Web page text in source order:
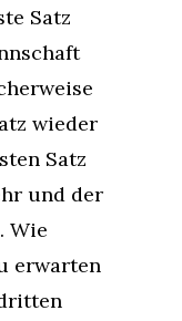
Satz
wieder
Satz
und der
Wie
erwarten